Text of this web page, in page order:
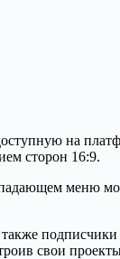
на
сторон 16:9.
меню
свои